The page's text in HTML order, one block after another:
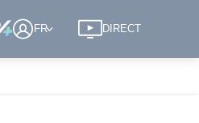
FR DIRECT